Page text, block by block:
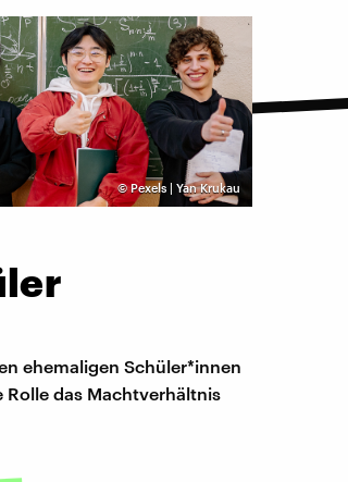
©Pexels | Yan Krukau
ehemaligen Schüler*innen
das Machtverhältnis